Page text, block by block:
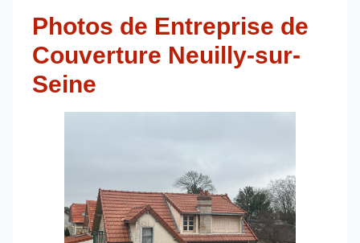
Photos de Entreprise de
Couverture Neuilly-sur-
Seine